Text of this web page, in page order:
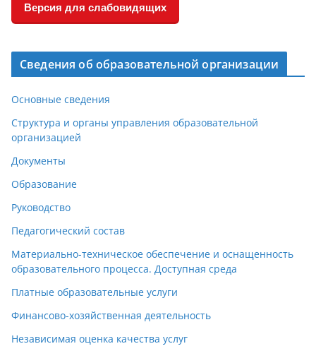
Версия для слабовидящих
Сведения об образовательной организации
Основные сведения
Структура и органы управления образовательной
организацией
Документы
Образование
Руководство
Педагогический состав
Материально-техническое обеспечение и оснащенность
образовательного процесса. Доступная среда
Платные образовательные услуги
Финансово-хозяйственная деятельность
Независимая оценка качества услуг